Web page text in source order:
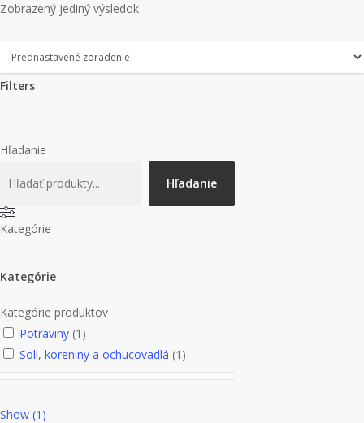
Zobrazený jediný výsledok
Filters
Filters
Hľadanie
Hľadanie
Kategórie
Kategórie
Kategórie produktov
Potraviny (1 )
Soli, koreniny a ochucovadlá (1 )
Show (1 )